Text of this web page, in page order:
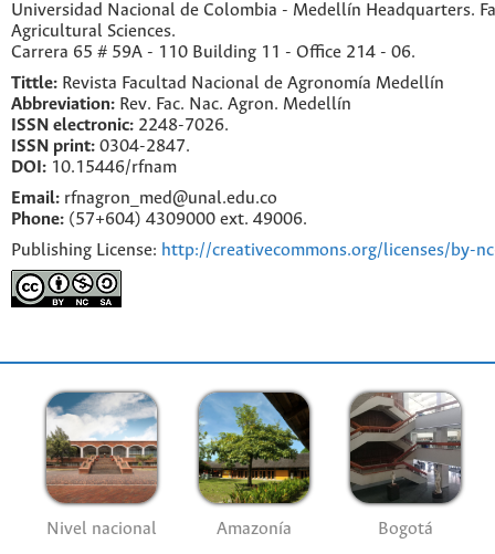
Universidad Nacional de Colombia - Medellín Headquarters.
Agricultural Sciences.
Carrera 65 # 59A - 110 Building 11 - Office 214 - 06.
Tittle: Revista Facultad Nacional de Agronomía Medellín
Abbreviation: Rev. Fac. Nac. Agron. Medellín
ISSN electronic: 2248-7026.
ISSN print: 0304-2847.
DOI: 10.15446/rfnam
Email: rfnagron_med@unal.edu.co
Phone: (57+604) 4309000 ext. 49006.
Publishing License: http://creativecommons.org/licenses/by-
Nivel nacional Amazonía Bogotá